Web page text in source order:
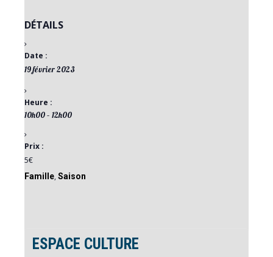
DÉTAILS
Date :
19 février 2023
Heure :
10h00 – 12h00
Prix :
5€
Famille, Saison
ESPACE CULTURE